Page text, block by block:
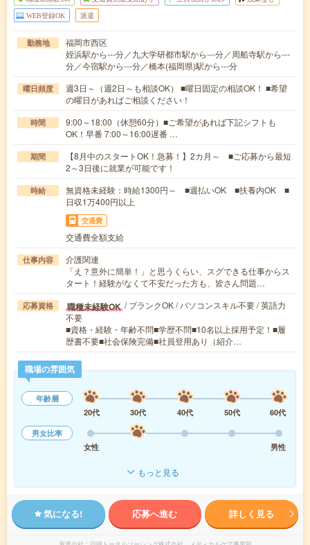
WEB登録OK 派遣
勤務地
福岡市西区
姪浜駅から---分／九大学研都市駅から---分／周船寺駅から---
分／今宿駅から---分／橋本(福岡県)駅から---分
曜日頻度
週3日～（週2日～も相談OK） ■曜日固定の相談OK！ ■希望
の曜日があればご相談ください！
時間
9:00～18:00（休憩60分）■ご希望があれば下記シフトも
OK！早番 7:00～16:00遅番 …
期間
【8月中のスタートOK！急募！】2カ月～ ■ご応募から最短
2～3日後に就業が可能です！
時給
無資格未経験：時給1300円～ ■週払いOK ■扶養内OK ■
日収1万400円以上
交通費
交通費全額支給
仕事内容
介護関連
「え？意外に簡単！」と思うくらい、スグできる仕事からス
タート！経験がなくて不安だった方も、皆さん問題…
応募資格 職種未経験OK / ブランクOK / パソコンスキル不要 / 英語力
不要
■資格・経験・年齢不問■学歴不問■10名以上採用予定！■履
歴書不要■社会保険完備■社員登用あり（紹介…
職場の雰囲気
年齢層
20代
30代 40代 50代
60代
男女比率
女性
男性
もっと見る
気になる! 応募へ進む 詳しく見る